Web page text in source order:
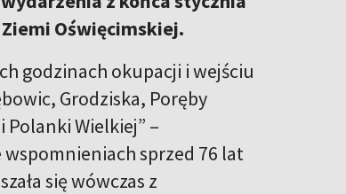
Oświęcimskiej.
godzinach okupacji i wejściu
Grodziska, Poręby
Polanki Wielkiej” –
sprzed 76 lat
się wówczas z